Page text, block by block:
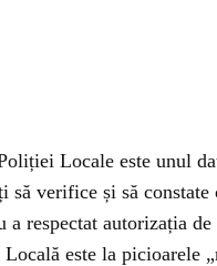
Locale este unul
să verifice și să constate
a respectat autorizația
este la picioarele